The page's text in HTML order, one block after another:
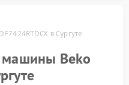
в Сургуте
машины Beko